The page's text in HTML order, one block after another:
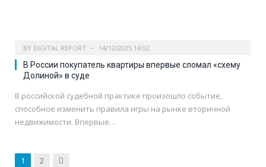
BY DIGITAL REPORT 14/12/2025 14:02
В России покупатель квартиры впервые сломал «схему
Долиной» в суде
В российской судебной практике произошло событие,
способное изменить правила игры на рынке вторичной
недвижимости. Впервые…
1 2 Next